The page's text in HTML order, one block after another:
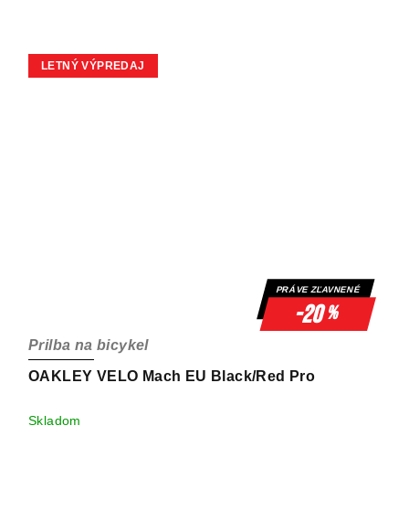
LETNÝ VÝPREDAJ
PRÁVE ZĽAVNENÉ
-20%
OAKLEY VELO Mach EU Black/Red Pro
Prilba na bicykel
Skladom